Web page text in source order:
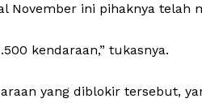
News Week
November ini pihaknya telah
kendaraan,” tukasnya.
yang diblokir tersebut,